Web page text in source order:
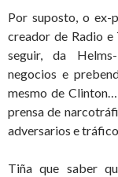
Por suposto, o ex-
creador de Radio
seguir, da
negocios e
mesmo de Clinton…
prensa de
adversarios e
Tiña que saber